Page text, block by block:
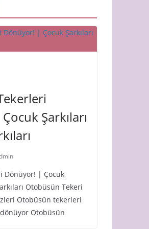
Şarkıları
Dönüyor! | Çocuk
Otobüsün Tekeri
Otobüsün tekerleri
Otobüsün